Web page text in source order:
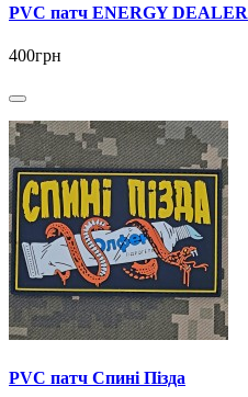
PVC патч ENERGY DEALER
400грн
PVC патч Спині Пізда